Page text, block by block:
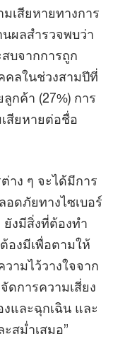
เสียหายทางการ
ผลสำรวจพบว่า
บจากการถูก
คลในช่วงสามปีที่
กค้า (27%) การ
สียหายต่อชื่อ
าง ๆ จะได้มีการ
อดภัยทางไซเบอร์
งมีสิ่งที่ต้องทำ
องมีเพื่อตามให้
ามไว้วางใจจาก
การความเสี่ยง
และฉุกเฉิน และ
สม่ำเสมอ”